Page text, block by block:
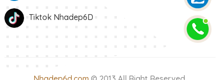
Tiktok Nhadep6D